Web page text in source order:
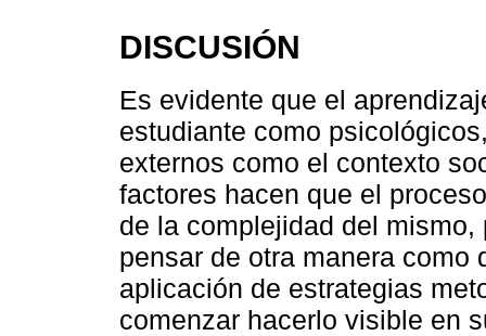
DISCUSIÓN
Es evidente que el
estudiante como
externos como el contexto
factores hacen que el
de la complejidad del
pensar de otra manera como
aplicación de estrategias
comenzar hacerlo visible en